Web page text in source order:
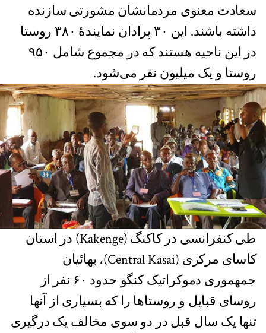
سعادت معنوی مردمانشان مشورتی سازنده
داشته باشند. این ۳۰ پرادان نمایندۀ ۳۸۰ روستا
در این ناحیه هستند که در مجموع شامل ۹۵۰
روستا و یک میلیون نفر می‌شود.
طی کنفرانسی در کاکنگ (Kakenge) در استان
کاسای مرکزی (Central Kasai)، بهائیان
جمهموری دموکراتیک کنگو حدود ۶۰ نفر از
روسای قبایل و روستاها را که بسیاری از آنها
تنها یک سال قبل در دو سوی مخالف یک درگیری